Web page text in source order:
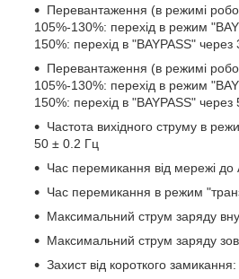
Перевантаження (в режимі
105%-130%: перехід в режим
150%: перехід в "BAYPASS" через
Перевантаження (в режимі
105%-130%: перехід в режим
150%: перехід в "BAYPASS" через
Частота вихідного струму в
50 ± 0.2 Гц
Час перемикання від мережі
Час перемикання в режим
Максимальний струм заряду
Максимальний струм заряду
Захист від короткого замикання: